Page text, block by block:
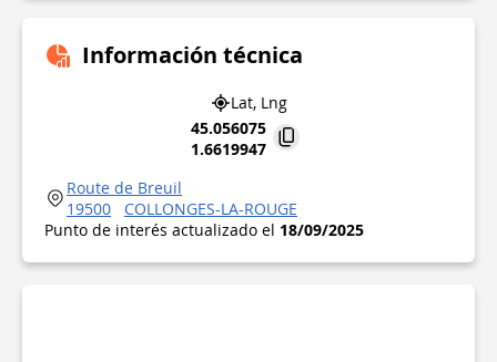
Información técnica
Lat, Lng
45.056075
1.6619947
Route de Breuil
19500
COLLONGES-LA-ROUGE
Punto de interés actualizado el 18/09/2025